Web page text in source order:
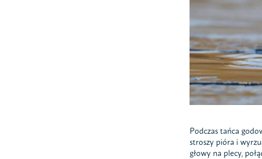
Podczas tańca
stroszy pióra i
głowy na plecy,